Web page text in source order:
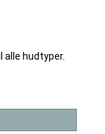
alle hudtyper.